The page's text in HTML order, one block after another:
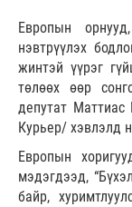
Европын
нэвтрүүлэх
жинтэй үүрэг
төлөөх өөр
депутат
Курьер/ хэвлэлд
Европын
мэдэгдээд,
байр,